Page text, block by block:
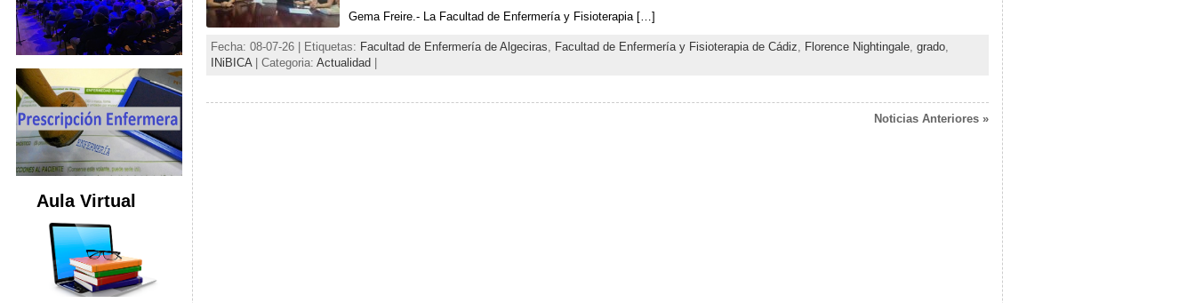
Aula Virtual
Gema Freire.- La Facultad de Enfermería y Fisioterapia […]
Fecha: 08-07-26 | Etiquetas: Facultad de Enfermería de Algeciras, Facultad de Enfermería y Fisioterapia de Cádiz, Florence Nightingale, grado,
INiBICA| Categoria: Actualidad
Noticias Anteriores »